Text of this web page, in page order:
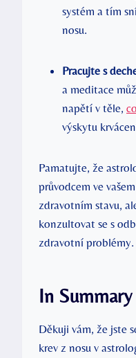
systém a tím
nosu.
Pracujte s
a meditace
napětí v těle,
výskytu
Pamatujte, že
průvodcem ve
zdravotním stavu,
konzultovat se s
zdravotní problémy.
In Summary
Děkuji vám, že jste
krev z nosu v